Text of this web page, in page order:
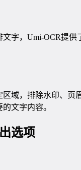
字，Umi-OCR提
域，排除水印、
文字内容。
选项